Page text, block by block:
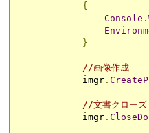
{
Console .
}
//画像作成
            imgr
.
//文書クローズ
            imgr
.